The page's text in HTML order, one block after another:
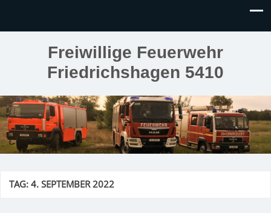
Freiwillige Feuerwehr
Friedrichshagen 5410
TAG:4. SEPTEMBER 2022